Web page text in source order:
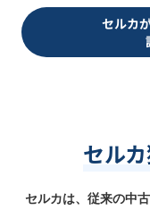
セルカ
セル
セルカは、従来の中